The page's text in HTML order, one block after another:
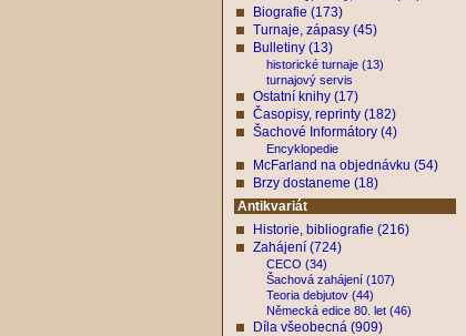
Biografie (173)
Turnaje, zápasy (45)
Bulletiny (13)
historické turnaje (13)
turnajový servis
Ostatní knihy (17)
Časopisy, reprinty (182)
Šachové Informátory (4)
Encyklopedie
McFarland na objednávku (54)
Brzy dostaneme (18)
Antikvariát
Historie, bibliografie (216)
Zahájení (724)
CECO (34)
Šachová zahájení (107)
Teoria debjutov (44)
Německá edice 80. let (46)
Díla všeobecná (909)